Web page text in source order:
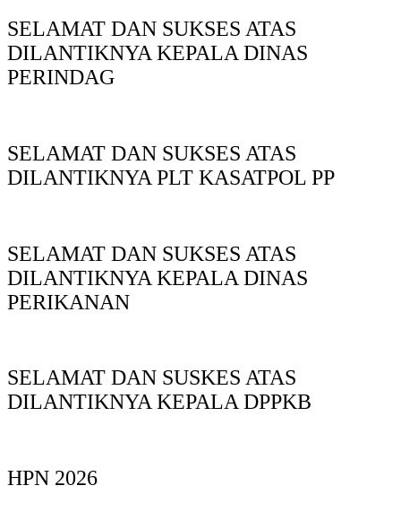
SELAMAT DAN SUKSES ATAS
DILANTIKNYA KEPALA DINAS
PERINDAG
SELAMAT DAN SUKSES ATAS
DILANTIKNYA PLT KASATPOL PP
SELAMAT DAN SUKSES ATAS
DILANTIKNYA KEPALA DINAS
PERIKANAN
SELAMAT DAN SUSKES ATAS
DILANTIKNYA KEPALA DPPKB
HPN 2026